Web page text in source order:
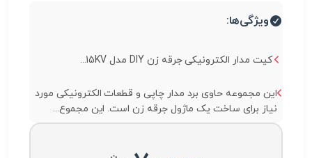
ویژگی‌ها:
کیت مدار الکترونیکی جرقه زن DIY مدل 15KV...
این مجموعه حاوی برد مدار چاپی و قطعات الکترونیکی مورد
نیاز برای ساخت یک ماژول جرقه زن است. این مجموع...